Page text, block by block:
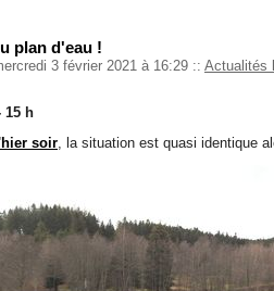
plan d'eau !
3 février 2021 à 16:29 :: Actualités
15 h
soir , la situation est quasi identique